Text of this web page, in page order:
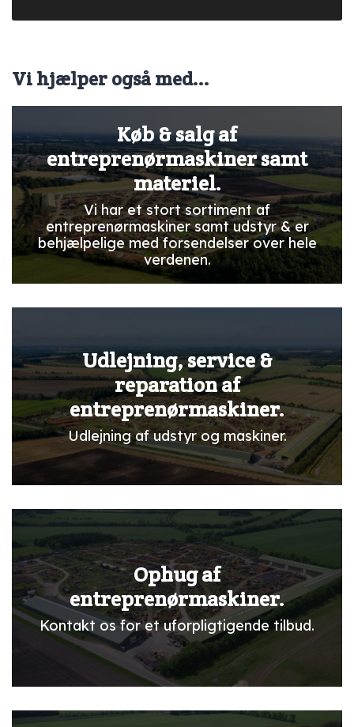
Vi hjælper også med...
Køb & salg af
entreprenørmaskiner samt
materiel.
Vi har et stort sortiment af
entreprenørmaskiner samt udstyr & er
behjælpelige med forsendelser over hele
verdenen.
Udlejning, service &
reparation af
entreprenørmaskiner.
Udlejning af udstyr og maskiner.
Ophug af
entreprenørmaskiner.
Kontakt os for et uforpligtigende tilbud.